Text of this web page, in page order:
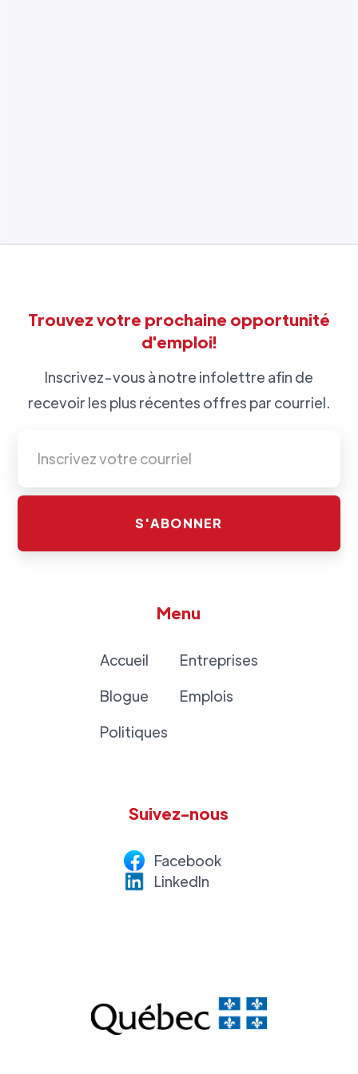
Trouvez votre prochaine opportunité
d'emploi!
Inscrivez-vous à notre infolettre afin de
recevoir les plus récentes offres par courriel.
Menu
Accueil
Blogue
Politiques
Entreprises
Emplois
Suivez-nous
Facebook
LinkedIn